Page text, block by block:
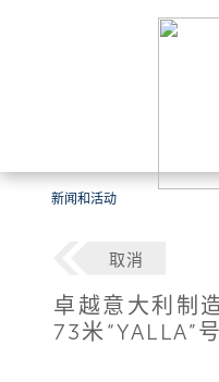
新闻和活动
取消
卓越意大利制
73米“YALLA”